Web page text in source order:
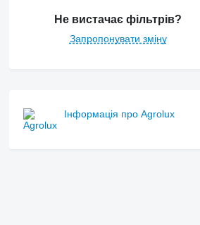
Не вистачає фільтрів?
Запропонувати зміну
Інформація про Agrolux